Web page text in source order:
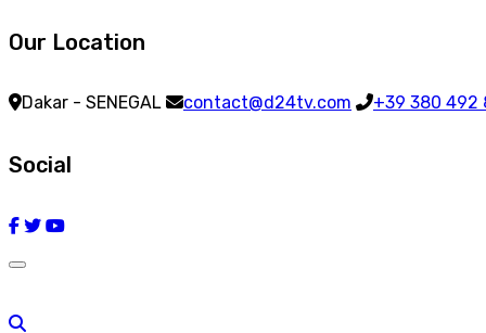
Our Location
Dakar - SENEGAL contact@d24tv.com +39 380 492
Social